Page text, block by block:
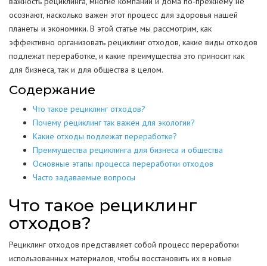
осознают, насколько важен этот процесс для здоровья нашей
планеты и экономики. В этой статье мы рассмотрим, как
эффективно организовать рециклинг отходов, какие виды отходов
подлежат переработке, и какие преимущества это приносит как
для бизнеса, так и для общества в целом.
Содержание
Что такое рециклинг отходов?
Почему рециклинг так важен для экологии?
Какие отходы подлежат переработке?
Преимущества рециклинга для бизнеса и общества
Основные этапы процесса переработки отходов
Часто задаваемые вопросы
Что такое рециклинг
отходов?
Рециклинг отходов представляет собой процесс переработки
использованных материалов, чтобы восстановить их в новые